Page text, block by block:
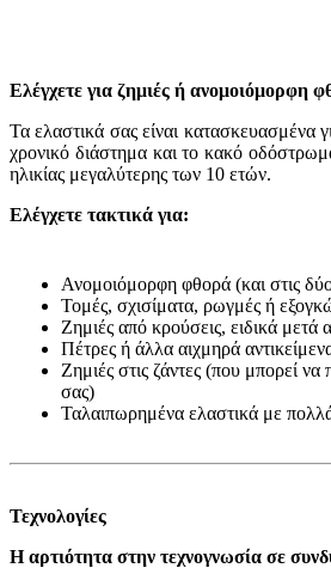
Ελέγχετε για ζημιές ή ανομοιόμορφη
Τα ελαστικά σας είναι κατασκευασμένα
χρονικό διάστημα και το κακό
ηλικίας μεγαλύτερης των 10 ετών.
Ελέγχετε τακτικά για:
Ανομοιόμορφη φθορά (και στις
Τομές, σχισίματα, ρωγμές ή
Ζημιές από κρούσεις, ειδικά μετά
Πέτρες ή άλλα αιχμηρά
Ζημιές στις ζάντες (που μπορεί
σας)
Ταλαιπωρημένα ελαστικά με
Τεχνολογίες
Η αρτιότητα στην τεχνογνωσία σε